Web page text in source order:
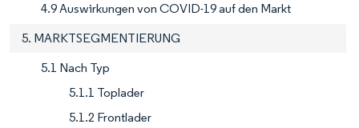
4.9 Auswirkungen von COVID-19 auf den Markt
5. MARKTSEGMENTIERUNG
5.1 Nach Typ
5.1.1 Toplader
5.1.2 Frontlader